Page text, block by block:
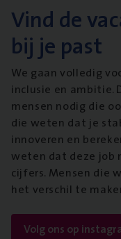
Vind de
bij je past
We gaan volledig
inclusie en ambitie.
mensen nodig die
die weten dat je
innoveren en
weten dat deze job
cijfers. Mensen die
het verschil te
Volg ons op